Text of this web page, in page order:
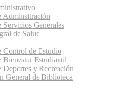
Adminsitración
Servicios Generales
de Salud
Control de Estudio
Bienestar Estudiantil
Deportes y Recreación
General de Biblioteca